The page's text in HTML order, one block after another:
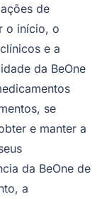
de
o início, o
e a
da BeOne
se
e manter a
da BeOne de
a